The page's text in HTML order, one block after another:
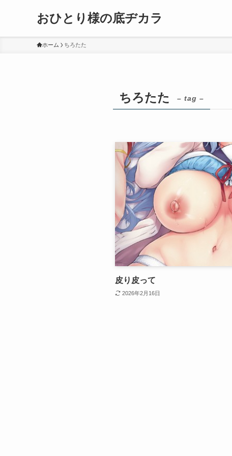
おひとり様の底ヂカラ
ホーム ちろたた
ちろたた – tag –
皮り皮って
2026年2月16日